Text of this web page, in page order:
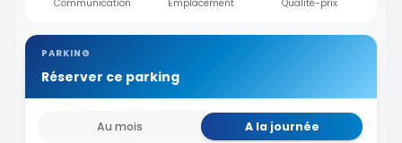
Communication Emplacement Qualité-prix
PARKING
Réserver ce parking
Au mois
A la journée